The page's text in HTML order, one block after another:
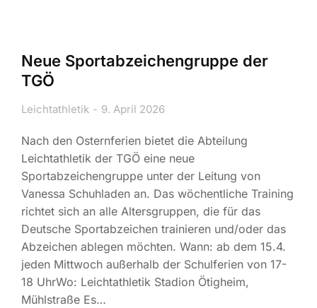
Neue Sportabzeichengruppe der
TGÖ
Leichtathletik 9. April 2026
Nach den Osternferien bietet die Abteilung
Leichtathletik der TGÖ eine neue
Sportabzeichengruppe unter der Leitung von
Vanessa Schuhladen an. Das wöchentliche Training
richtet sich an alle Altersgruppen, die für das
Deutsche Sportabzeichen trainieren und/oder das
Abzeichen ablegen möchten. Wann: ab dem 15.4.
jeden Mittwoch außerhalb der Schulferien von 17-
18 UhrWo: Leichtathletik Stadion Ötigheim,
Mühlstraße Es…